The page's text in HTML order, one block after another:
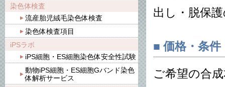
染色体検査
流産胎児絨毛染色体検査
染色体検査項目
iPSラボ
iPS細胞・ES細胞染色体安全性試験
動物iPS細胞・ES細胞Gバンド染色
体解析サービス
出し・脱保
■ 価格・条件
ご希望の合